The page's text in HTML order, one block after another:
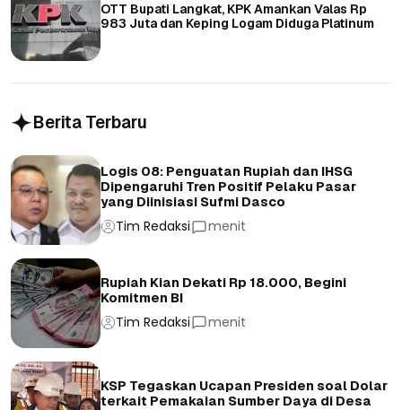
OTT Bupati Langkat, KPK Amankan Valas Rp
983 Juta dan Keping Logam Diduga Platinum
Berita Terbaru
Logis 08: Penguatan Rupiah dan IHSG
Dipengaruhi Tren Positif Pelaku Pasar
yang Diinisiasi Sufmi Dasco
Tim Redaksi menit
Rupiah Kian Dekati Rp 18.000, Begini
Komitmen BI
Tim Redaksi menit
KSP Tegaskan Ucapan Presiden soal Dolar
terkait Pemakaian Sumber Daya di Desa